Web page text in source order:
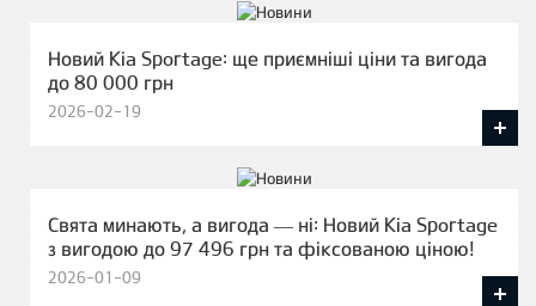
Новий Kia Sportage: ще приємніші ціни та вигода
до 80 000 грн
2026-02-19
Свята минають, а вигода — ні: Новий Kia Sportage
з вигодою до 97 496 грн та фіксованою ціною!
2026-01-09